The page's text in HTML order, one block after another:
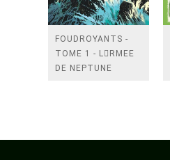
FOUDROYANTS -
TOME 1 - LRMEE
DE NEPTUNE